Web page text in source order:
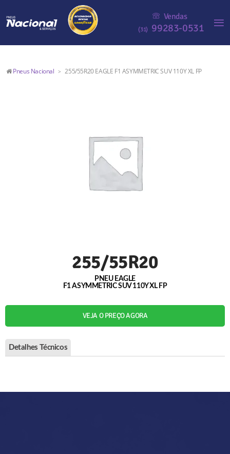
Vendas
(31) 99283-0531
Pneus Nacional > 255/55R20 EAGLE F1 ASYMMETRIC SUV 110Y XL FP
255/55R20
PNEU EAGLE
F1 ASYMMETRIC SUV 110Y XL FP
VEJA O PREÇO AGORA
Detalhes Técnicos